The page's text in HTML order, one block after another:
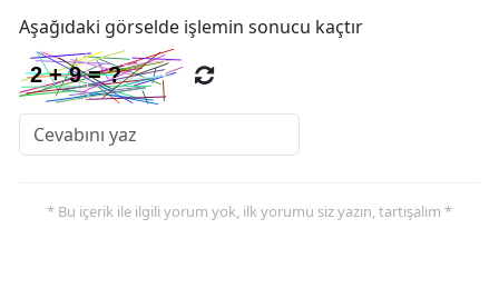
Aşağıdaki görselde işlemin sonucu kaçtır
* Bu içerik ile ilgili yorum yok, ilk yorumu siz yazın, tartışalım *